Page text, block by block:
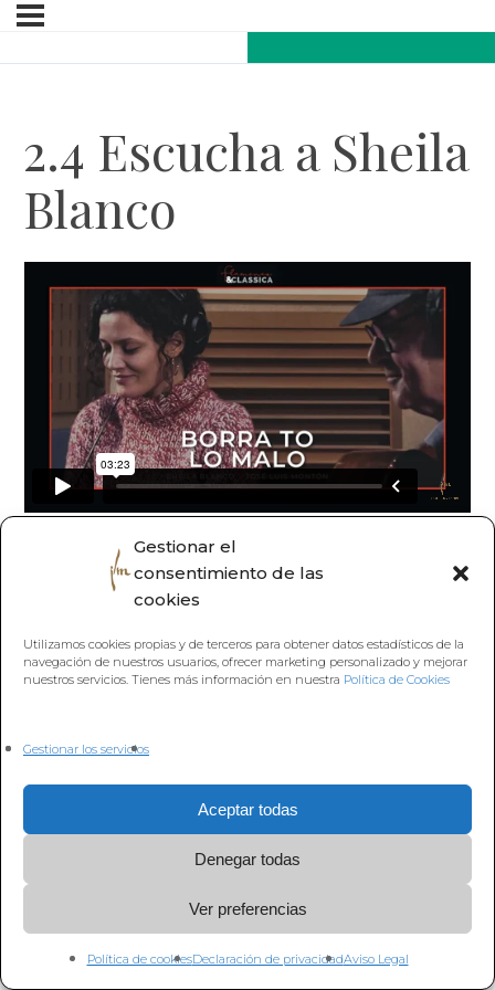
Gestionar el
consentimiento de las
cookies
Utilizamos cookies propias y de terceros para obtener datos estadísticos de la
navegación de nuestros usuarios, ofrecer marketing personalizado y mejorar
nuestros servicios. Tienes más información en nuestra Política de Cookies
Gestionar los servicios
Aceptar todas
Denegar todas
Ver preferencias
Política de cookiesDeclaración de privacidadAviso Legal
2.4 Escucha a Sheila
Blanco